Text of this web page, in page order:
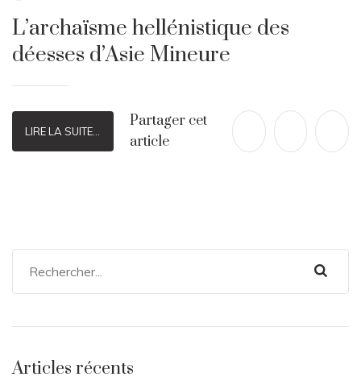
L’archaïsme hellénistique des
déesses d’Asie Mineure
LIRE LA SUITE...
Partager cet
article
Articles récents